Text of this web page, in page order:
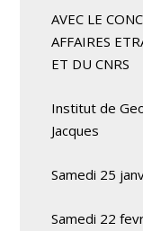
AVEC LE
AFFAIRES
ET DU CNRS
Institut de
Jacques
Samedi 25
Samedi 22